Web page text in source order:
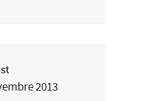
2013